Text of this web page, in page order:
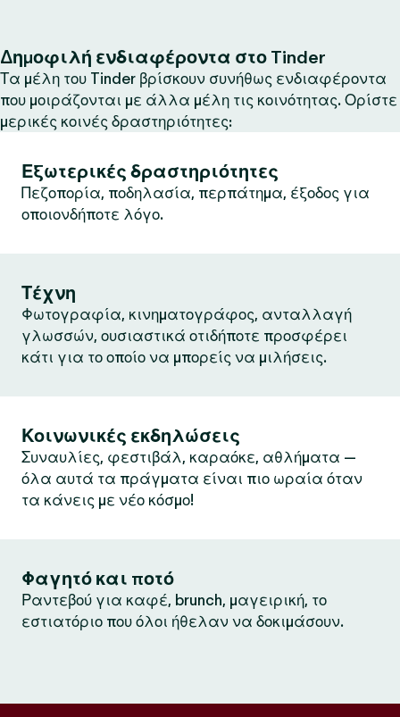
Δημοφιλή ενδιαφέροντα στο Tinder
Τα μέλη του Tinder βρίσκουν συνήθως ενδιαφέροντα
που μοιράζονται με άλλα μέλη τις κοινότητας. Ορίστε
μερικές κοινές δραστηριότητες:
Εξωτερικές δραστηριότητες
Πεζοπορία, ποδηλασία, περπάτημα, έξοδος για
οποιονδήποτε λόγο.
Τέχνη
Φωτογραφία, κινηματογράφος, ανταλλαγή
γλωσσών, ουσιαστικά οτιδήποτε προσφέρει
κάτι για το οποίο να μπορείς να μιλήσεις.
Κοινωνικές εκδηλώσεις
Συναυλίες, φεστιβάλ, καραόκε, αθλήματα —
όλα αυτά τα πράγματα είναι πιο ωραία όταν
τα κάνεις με νέο κόσμο!
Φαγητό και ποτό
Ραντεβού για καφέ, brunch, μαγειρική, το
εστιατόριο που όλοι ήθελαν να δοκιμάσουν.